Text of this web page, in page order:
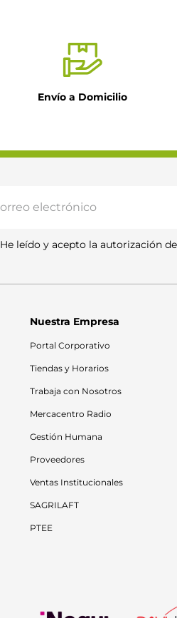
Enviar comentario
Envío a Domicilio
He leído y acepto la autorización
Nuestra Empresa
Portal Corporativo
Tiendas y Horarios
Trabaja con Nosotros
Mercacentro Radio
Gestión Humana
Proveedores
Ventas Institucionales
SAGRILAFT
PTEE